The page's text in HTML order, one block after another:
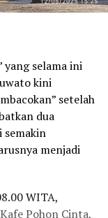
yang selama ini
kini
setelah
dua
semakin
menjadi
WITA,
Pohon Cinta,